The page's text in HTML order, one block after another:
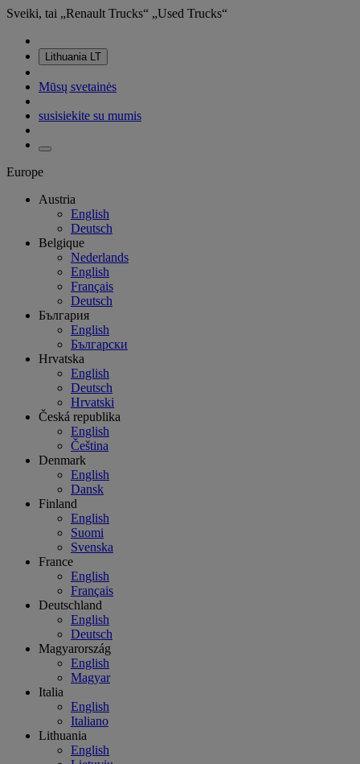
Sveiki, tai „Renault Trucks“ „Used Trucks“
Lithuania LT
Mūsų svetainės
susisiekite su mumis
Europe
Austria
English
Deutsch
Belgique
Nederlands
English
Français
Deutsch
България
English
Български
Hrvatska
English
Deutsch
Hrvatski
Česká republika
English
Čeština
Denmark
English
Dansk
Finland
English
Suomi
Svenska
France
English
Français
Deutschland
English
Deutsch
Magyarország
English
Magyar
Italia
English
Italiano
Lithuania
English